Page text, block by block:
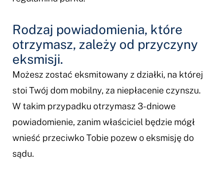
Rodzaj powiadomienia, które
otrzymasz, zależy od przyczyny
eksmisji.
Możesz zostać eksmitowany z działki, na której
stoi Twój dom mobilny, za niepłacenie czynszu.
W takim przypadku otrzymasz 3-dniowe
powiadomienie, zanim właściciel będzie mógł
wnieść przeciwko Tobie pozew o eksmisję do
sądu.